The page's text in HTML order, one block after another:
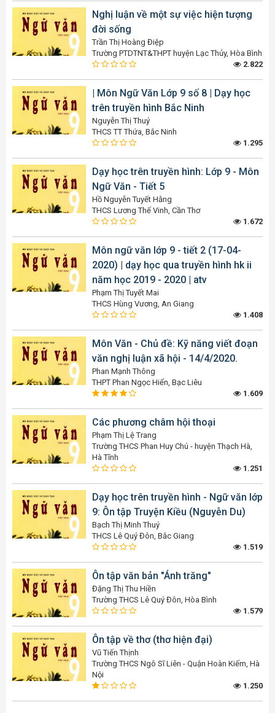
Nghị luận về một sự việc hiện tượng
đời sống
Trần Thị Hoàng Điệp
Trường PTDTNT&THPT huyện Lạc Thủy, Hòa Bình
2.822
| Môn Ngữ Văn Lớp 9 số 8 | Dạy học
trên truyền hình Bắc Ninh
Nguyễn Thị Thuý
THCS TT Thứa, Bắc Ninh
1.295
Dạy học trên truyền hình: Lớp 9 - Môn
Ngữ Văn - Tiết 5
Hồ Nguyễn Tuyết Hằng
THCS Lương Thế Vinh, Cần Thơ
1.672
Môn ngữ văn lớp 9 - tiết 2 (17-04-
2020) | dạy học qua truyền hình hk ii
năm học 2019 - 2020 | atv
Phạm Thị Tuyết Mai
THCS Hùng Vương, An Giang
1.408
Môn Văn - Chủ đề: Kỹ năng viết đoạn
văn nghị luận xã hội - 14/4/2020.
Phan Mạnh Thông
THPT Phan Ngọc Hiển, Bạc Liêu
1.609
Các phương châm hội thoại
Phạm Thị Lệ Trang
Trường THCS Phan Huy Chú - huyện Thạch Hà,
Hà Tĩnh
1.251
Dạy học trên truyền hình - Ngữ văn lớp
9: Ôn tập Truyện Kiều (Nguyễn Du)
Bạch Thị Minh Thuý
THCS Lê Quý Đôn, Bắc Giang
1.519
Ôn tập văn bản "Ánh trăng"
Đặng Thị Thu Hiền
Trường THCS Lê Quý Đôn, Hòa Bình
1.579
Ôn tập về thơ (thơ hiện đại)
Vũ Tiến Thịnh
Trường THCS Ngô Sĩ Liên - Quận Hoàn Kiếm, Hà
Nội
1.250